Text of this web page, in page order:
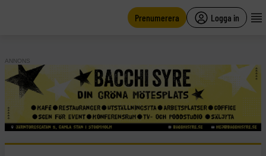
Prenumerera Logga in
ANNONS